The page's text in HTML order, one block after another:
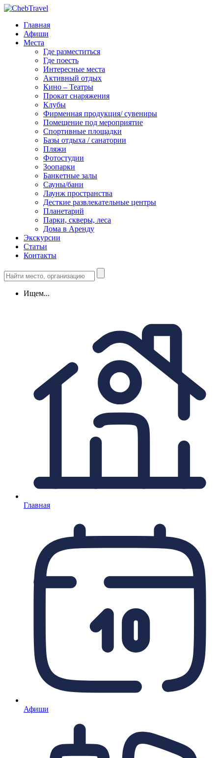
Главная
Афиши
Места
Где разместиться
Где поесть
Интересные места
Активный отдых
Кино – Театры
Прокат снаряжения
Клубы
Фирменная продукция/ сувениры
Помещение под мероприятие
Спортивные площадки
Базы отдыха / санатории
Пляжи
Фотостудии
Зоопарки
Банкетные залы
Сауны/бани
Лаунж пространства
Десткие развлекательные центры
Планетарий
Парки, скверы, леса
Дома в Аренду
Экскурсии
Статьи
Контакты
Ищем...
Главная
Афиши